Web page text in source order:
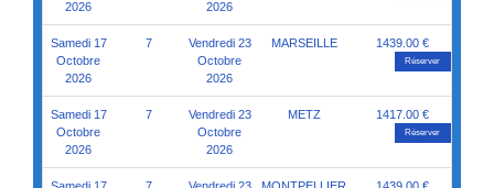
2026
2026
Samedi 17
Octobre
2026
7
Vendredi 23
Octobre
2026
MARSEILLE 1439.00 €
Réserver
Samedi 17
Octobre
2026
7
Vendredi 23
Octobre
2026
METZ 1417.00 €
Réserver